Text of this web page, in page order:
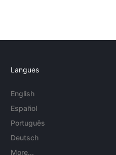
Langues
English
Español
Português
Deutsch
More...